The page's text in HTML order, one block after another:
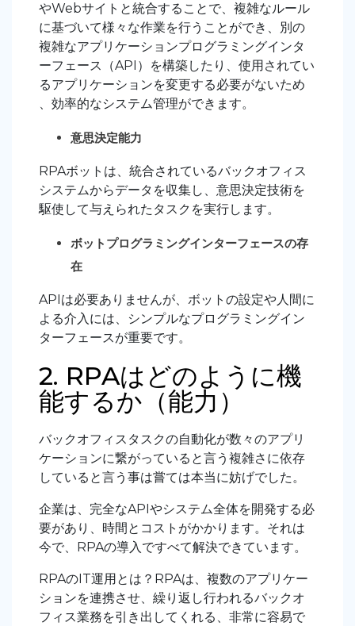
やWebサイトと統合することで、複雑なルール
に基づいて様々な作業を行うことができ、別の
複雑なアプリケーションプログラミングインタ
ーフェース（API）を構築したり、使用されてい
るアプリケーションを変更する必要がないため
、効率的なシステム管理ができます。
意思決定能力
RPAボットは、統合されているバックオフィス
システムからデータを収集し、意思決定技術を
駆使して与えられたタスクを実行します。
ボットプログラミングインターフェースの存
在
APIは必要ありませんが、ボットの設定や人間に
よる介入には、シンプルなプログラミングイン
ターフェースが重要です。
2. RPAはどのように機
能するか（能力）
バックオフィスタスクの自動化が数々のアプリ
ケーションに繋がっていると言う複雑さに依存
していると言う事は嘗ては本当に妨げでした。
企業は、完全なAPIやシステム全体を開発する必
要があり、時間とコストがかかります。それは
今で、RPAの導入ですべて解決できています。
RPAのIT運用とは？RPAは、複数のアプリケー
ションを連携させ、繰り返し行われるバックオ
フィス業務を引き出してくれる、非常に容易で